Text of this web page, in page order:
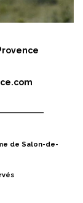
de Salon-de-